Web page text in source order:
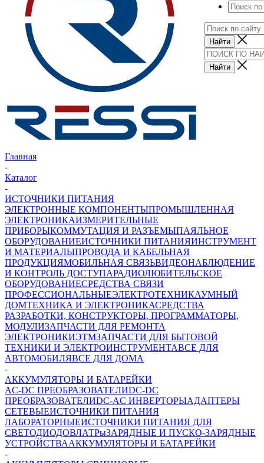
Главная
-
Каталог
-
ИСТОЧНИКИ ПИТАНИЯ
ЭЛЕКТРОННЫЕ КОМПОНЕНТЫПРОМЫШЛЕННАЯ
ЭЛЕКТРОНИКАИЗМЕРИТЕЛЬНЫЕ
ПРИБОРЫКОММУТАЦИЯ И РАЗЪЕМЫПАЯЛЬНОЕ
ОБОРУДОВАНИЕИСТОЧНИКИ ПИТАНИЯИНСТРУМЕНТ
И МАТЕРИАЛЫПРОВОДА И КАБЕЛЬНАЯ
ПРОДУКЦИЯМОБИЛЬНАЯ СВЯЗЬВИДЕОНАБЛЮДЕНИЕ
И КОНТРОЛЬ ДОСТУПАРАДИОЛЮБИТЕЛЬСКОЕ
ОБОРУДОВАНИЕСРЕДСТВА СВЯЗИ
ПРОФЕССИОНАЛЬНЫЕЭЛЕКТРОТЕХНИКАУМНЫЙ
ДОМТЕХНИКА И ЭЛЕКТРОНИКАСРЕДСТВА
РАЗРАБОТКИ, КОНСТРУКТОРЫ, ПРОГРАММАТОРЫ,
МОДУЛИЗАПЧАСТИ ДЛЯ РЕМОНТА
ЭЛЕКТРОНИКИЭТМЗАПЧАСТИ ДЛЯ БЫТОВОЙ
ТЕХНИКИ И ЭЛЕКТРОИНСТРУМЕНТАВСЕ ДЛЯ
АВТОМОБИЛЯВСЕ ДЛЯ ДОМА
-
АККУМУЛЯТОРЫ И БАТАРЕЙКИ
AC-DC ПРЕОБРАЗОВАТЕЛИDC-DC
ПРЕОБРАЗОВАТЕЛИDC-AC ИНВЕРТОРЫАДАПТЕРЫ
СЕТЕВЫЕИСТОЧНИКИ ПИТАНИЯ
ЛАБОРАТОРНЫЕИСТОЧНИКИ ПИТАНИЯ ДЛЯ
СВЕТОДИОДОВЛАТРыЗАРЯДНЫЕ И ПУСКО-ЗАРЯДНЫЕ
УСТРОЙСТВААККУМУЛЯТОРЫ И БАТАРЕЙКИ
-